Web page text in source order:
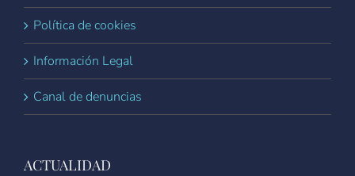
Política de cookies
Información Legal
Canal de denuncias
ACTUALIDAD